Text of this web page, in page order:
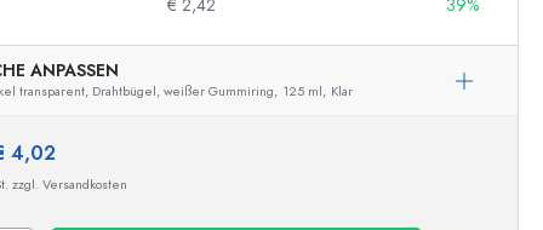
€ 2,42 39%
ANPASSEN
transparent, Drahtbügel, weißer Gummiring, 125 ml, Klar
4,02
zzgl. Versandkosten